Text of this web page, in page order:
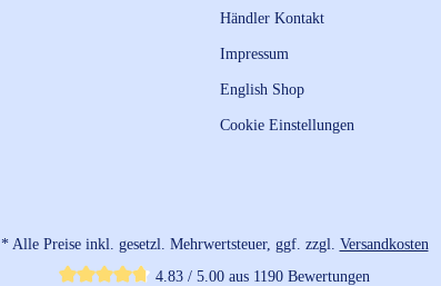
Händler Kontakt
Impressum
English Shop
Cookie Einstellungen
4.83 / 5.00 aus 1190 Bewertungen
* Alle Preise inkl. gesetzl. Mehrwertsteuer, ggf. zzgl. Versandkosten